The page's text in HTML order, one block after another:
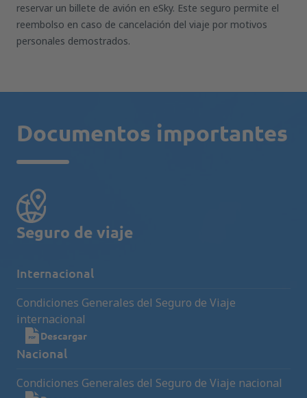
reservar un billete de avión en eSky. Este seguro permite el
reembolso en caso de cancelación del viaje por motivos
personales demostrados.
Documentos importantes
Seguro de viaje
Internacional
Condiciones Generales del Seguro de Viaje
internacional
Descargar
Nacional
Condiciones Generales del Seguro de Viaje nacional